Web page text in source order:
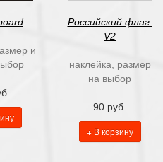
и
Российский флаг.
V2
наклейка, размер
на выбор
90 руб.
+ В корзину